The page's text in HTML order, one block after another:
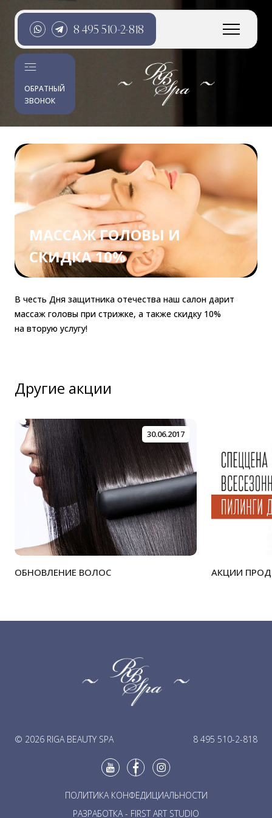
ОБРАТНЫЙ
ЗВОНОК
8 495 510-2-818
МАССАЖ ГОЛОВЫ И
СКИДКА 10%
В честь Дня защитника отечества наш салон дарит
массаж головы при стрижке, а также скидку 10%
на вторую услугу!
Другие акции
30.06.2017
ОБНОВЛЕНИЕ ВОЛОС АКЦИИ
© 2026 RIGA BEAUTY SPA 8 495 510-2-818
ПОЛИТИКА КОНФЕДИЦИАЛЬНОСТИ
РАЗРАБОТКА - FIRST ART STUDIO